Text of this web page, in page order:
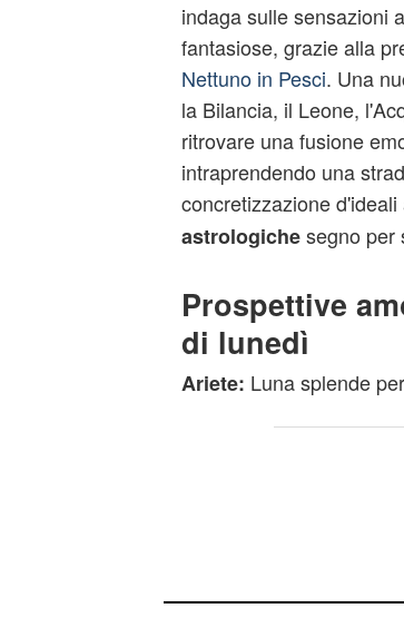
indaga sulle sensazioni
fantasiose, grazie alla
Nettuno in Pesci. Una
la Bilancia, il Leone,
ritrovare una fusione
intraprendendo una
concretizzazione
astrologichesegno per
Prospettive
di lunedì
Ariete: Luna splende